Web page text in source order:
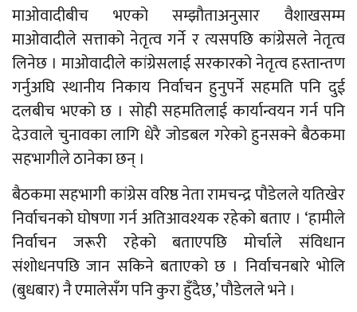
माओवादीबीच भएको सम्झौताअनुसार वैशाखसम्म
माओवादीले सत्ताको नेतृत्व गर्ने र त्यसपछि कांग्रेसले नेतृत्व
लिनेछ । माओवादीले कांग्रेसलाई सरकारको नेतृत्व हस्तान्तण
गर्नुअघि स्थानीय निकाय निर्वाचन हुनुपर्ने सहमति पनि दुई
दलबीच भएको छ । सोही सहमतिलाई कार्यान्वयन गर्न पनि
देउवाले चुनावका लागि धेरै जोडबल गरेको हुनसक्ने बैठकमा
सहभागीले ठानेका छन् ।
बैठकमा सहभागी कांग्रेस वरिष्ठ नेता रामचन्द्र पौडेलले यतिखेर
निर्वाचनको घोषणा गर्न अतिआवश्यक रहेको बताए । ‘हामीले
निर्वाचन जरूरी रहेको बताएपछि मोर्चाले संविधान
संशोधनपछि जान सकिने बताएको छ । निर्वाचनबारे भोलि
(बुधबार) नै एमालेसँग पनि कुरा हुँदैछ,’ पौडेलले भने ।